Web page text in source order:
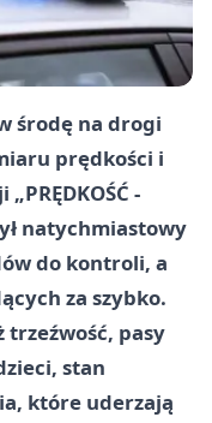
środę na drogi
prędkości i
-
natychmiastowy
do kontroli, a
za szybko.
trzeźwość, pasy
stan
które uderzają